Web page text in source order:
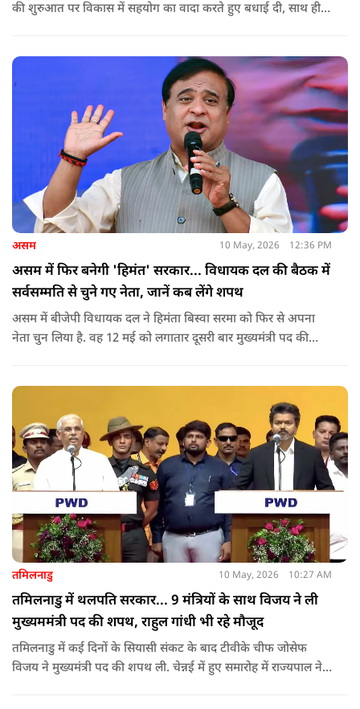
की शुरुआत पर विकास में सहयोग का वादा करते हुए बधाई दी, साथ ही
असम 10 May, 2026 12:36 PM
असम में फिर बनेगी 'हिमंत' सरकार... विधायक दल की बैठक में
सर्वसम्मति से चुने गए नेता, जानें कब लेंगे शपथ
असम में बीजेपी विधायक दल ने हिमंता बिस्वा सरमा को फिर से अपना
नेता चुन लिया है. वह 12 मई को लगातार दूसरी बार मुख्यमंत्री पद की
तमिलनाडु 10 May, 2026 10:27 AM
तमिलनाडु में थलपति सरकार... 9 मंत्रियों के साथ विजय ने ली
मुख्यममंत्री पद की शपथ, राहुल गांधी भी रहे मौजूद
तमिलनाडु में कई दिनों के सियासी संकट के बाद टीवीके चीफ जोसेफ
विजय ने मुख्यमंत्री पद की शपथ ली. चेन्नई में हुए समारोह में राज्यपाल ने